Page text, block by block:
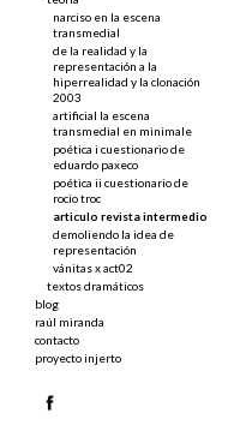
narciso en la escena
transmedial
de la realidad y la
representación a la
hiperrealidad y la clonación
2003
artificial la escena
transmedial en minimale
poética i cuestionario de
eduardo paxeco
poética ii cuestionario de
rocio troc
articulo revista intermedio
demoliendo la idea de
representación
vánitas x act02
textos dramáticos
blog
raúl miranda
contacto
proyecto injerto